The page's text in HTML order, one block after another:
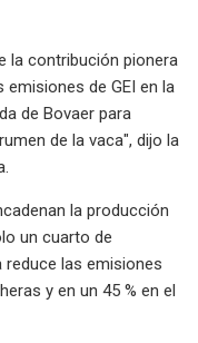
la contribución pionera
emisiones de GEI en la
de Bovaer para
de la vaca", dijo la
la producción
un cuarto de
reduce las emisiones
y en un 45 % en el